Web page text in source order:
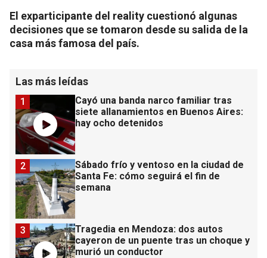
El exparticipante del reality cuestionó algunas
decisiones que se tomaron desde su salida de la
casa más famosa del país.
Las más leídas
Cayó una banda narco familiar tras
siete allanamientos en Buenos Aires:
hay ocho detenidos
1
Sábado frío y ventoso en la ciudad de
Santa Fe: cómo seguirá el fin de
semana
2
Tragedia en Mendoza: dos autos
cayeron de un puente tras un choque y
murió un conductor
3